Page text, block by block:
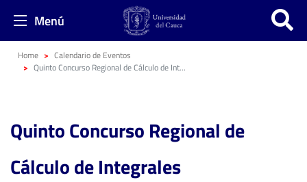
Menú
Home
Calendario de Eventos
Quinto Concurso Regional de Cálculo de Integrales
Quinto Concurso Regional de
Cálculo de Integrales